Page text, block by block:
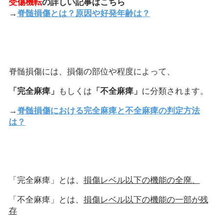
受傷機転の詳しい記事はこちら
→脊髄損傷とは？原因や好発年齢は？
脊髄損傷には、損傷の部位や程度によって、
「完全麻痺」 もしくは 「不全麻痺」 に分類されます。
→脊髄損傷における完全麻痺と不全麻痺の判定方法
は？
「完全麻痺」とは、 損傷レベル以下の機能の全廃、
「不全麻痺」とは、 損傷レベル以下の機能の一部が残
存